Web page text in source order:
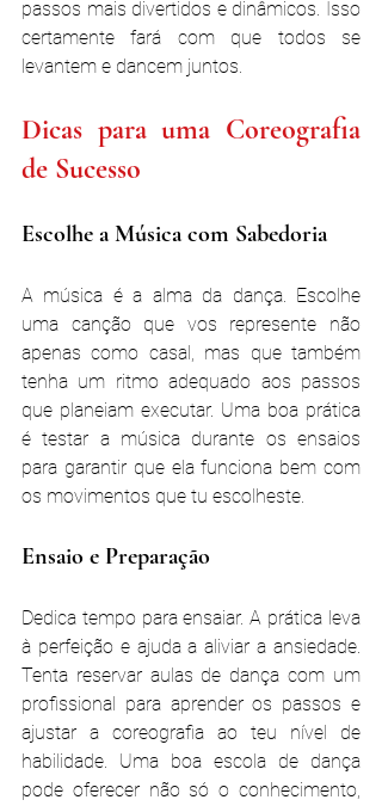
passos mais divertidos e dinâmicos. Isso
certamente fará com que todos se
levantem e dancem juntos​.
Dicas para uma Coreografia
de Sucesso
Escolhe a Música com Sabedoria
A música é a alma da dança. Escolhe
uma canção que vos represente não
apenas como casal, mas que também
tenha um ritmo adequado aos passos
que planeiam executar. Uma boa prática
é testar a música durante os ensaios
para garantir que ela funciona bem com
os movimentos que tu escolheste.
Ensaio e Preparação
Dedica tempo para ensaiar. A prática leva
à perfeição e ajuda a aliviar a ansiedade.
Tenta reservar aulas de dança com um
profissional para aprender os passos e
ajustar a coreografia ao teu nível de
habilidade. Uma boa escola de dança
pode oferecer não só o conhecimento,